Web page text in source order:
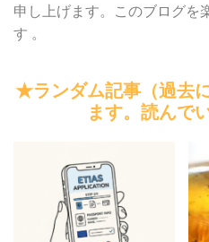
申し上げます。このブログを
す 。
★ランダム記事（過去
ます。読んで